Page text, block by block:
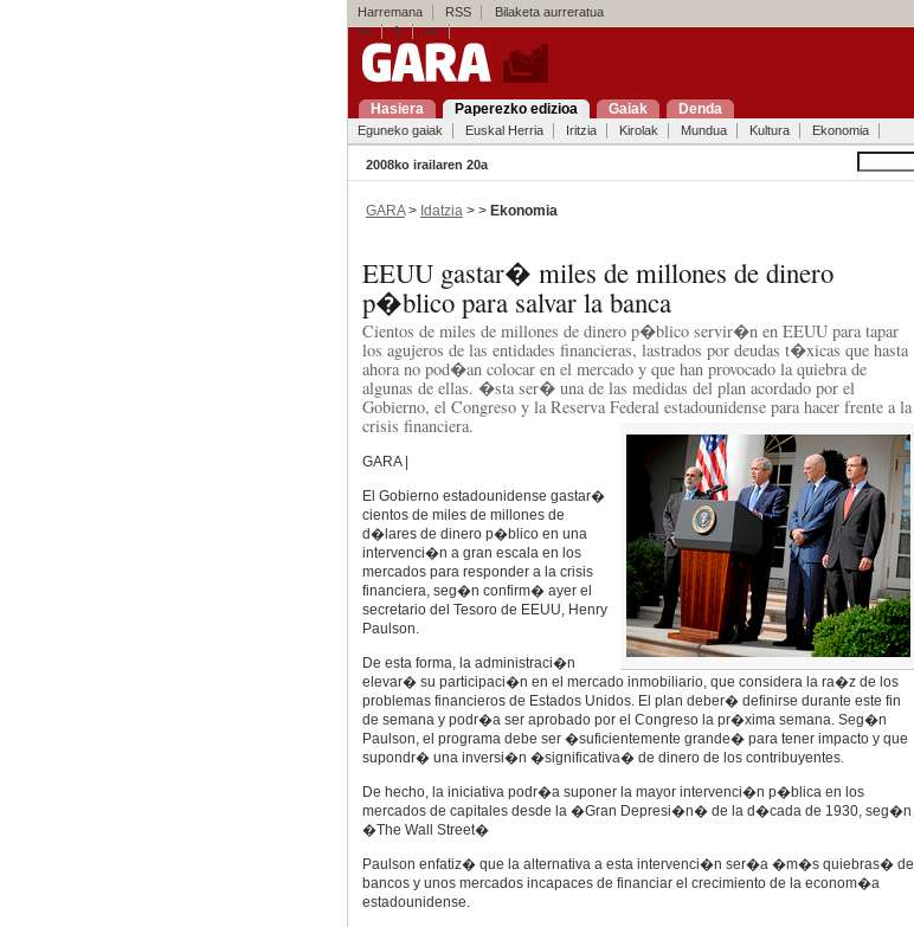
Harremana RSS Bilaketa aurreratua
es
fr en
Hasiera Paperezko edizioa Gaiak Denda
Eguneko gaiak Euskal Herria Iritzia Kirolak Mundua Kultura Ekonomia
2008ko irailaren 20a
GARA> Idatzia > > Ekonomia
EEUU gastar� miles de millones de dinero
p�blico para salvar la banca
Cientos de miles de millones de dinero p�blico servir�n en EEUU para tapar
los agujeros de las entidades financieras, lastrados por deudas t�xicas que hasta
ahora no pod�an colocar en el mercado y que han provocado la quiebra de
algunas de ellas. �sta ser� una de las medidas del plan acordado por el
Gobierno, el Congreso y la Reserva Federal estadounidense para hacer frente a la
crisis financiera.
GARA |
El Gobierno estadounidense gastar�
cientos de miles de millones de
d�lares de dinero p�blico en una
intervenci�n a gran escala en los
mercados para responder a la crisis
financiera, seg�n confirm� ayer el
secretario del Tesoro de EEUU, Henry
Paulson.
De esta forma, la administraci�n
elevar� su participaci�n en el mercado inmobiliario, que considera la ra�z de los
problemas financieros de Estados Unidos. El plan deber� definirse durante este fin
de semana y podr�a ser aprobado por el Congreso la pr�xima semana. Seg�n
Paulson, el programa debe ser �suficientemente grande� para tener impacto y que
supondr� una inversi�n �significativa� de dinero de los contribuyentes.
De hecho, la iniciativa podr�a suponer la mayor intervenci�n p�blica en los
mercados de capitales desde la �Gran Depresi�n� de la d�cada de 1930, seg�n
�The Wall Street�
Paulson enfatiz� que la alternativa a esta intervenci�n ser�a �m�s quiebras� de
bancos y unos mercados incapaces de financiar el crecimiento de la econom�a
estadounidense.